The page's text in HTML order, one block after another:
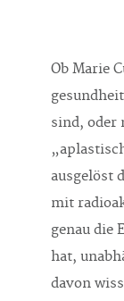
Ob Marie
sind, oder
ausgelöst
mit
genau die
hat,
davon